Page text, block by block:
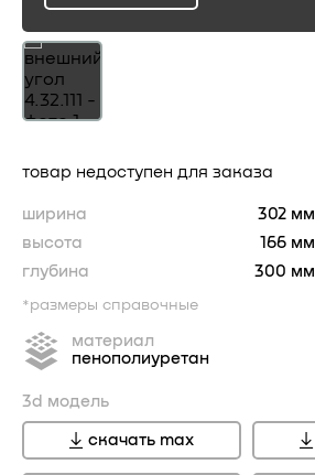
ru
товар недоступен для заказа
ширина
302 мм
высота
166 мм
глубина
300 мм
*размеры справочные
материал
пенополиуретан
3d модель
скачать max